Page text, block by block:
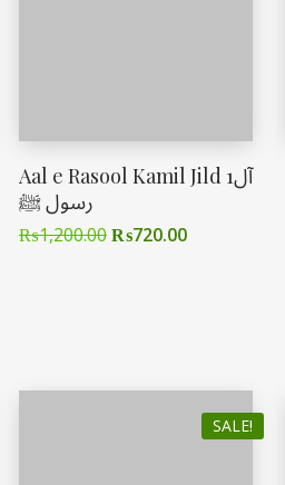
Aal e Rasool Kamil Jild 1آل
رسول ﷺ
₨1,200.00₨720.00
SALE!